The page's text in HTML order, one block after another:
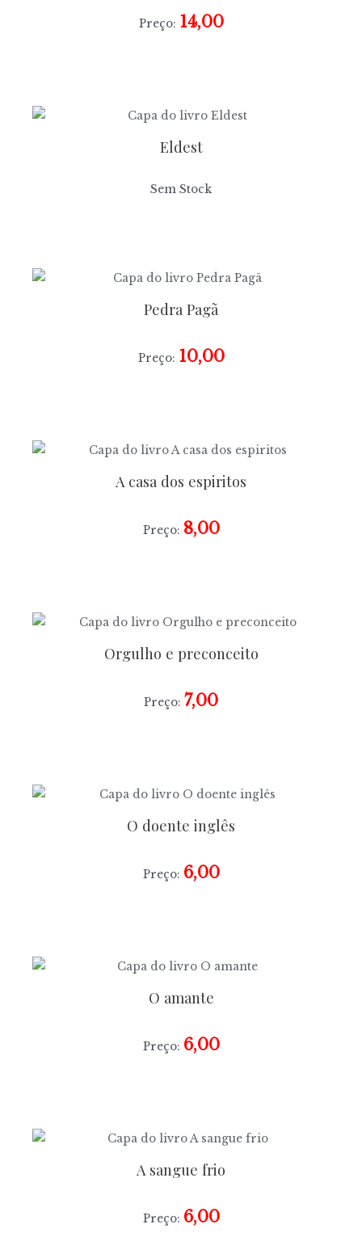
Preço: 14,00
Eldest
Sem Stock
Pedra Pagã
Preço: 10,00
A casa dos espiritos
Preço: 8,00
Orgulho e preconceito
Preço: 7,00
O doente inglês
Preço: 6,00
O amante
Preço: 6,00
A sangue frio
Preço: 6,00